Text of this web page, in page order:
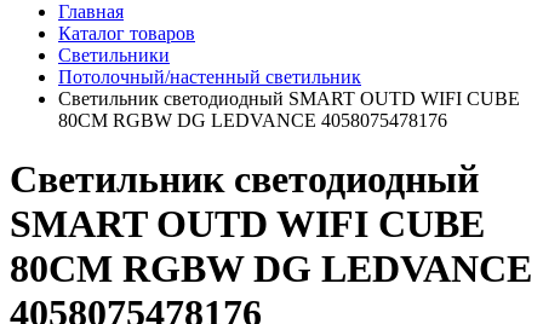
Главная
Каталог товаров
Светильники
Потолочный/настенный светильник
Светильник светодиодный SMART OUTD WIFI CUBE
80CM RGBW DG LEDVANCE 4058075478176
Светильник светодиодный
SMART OUTD WIFI CUBE
80CM RGBW DG LEDVANCE
4058075478176